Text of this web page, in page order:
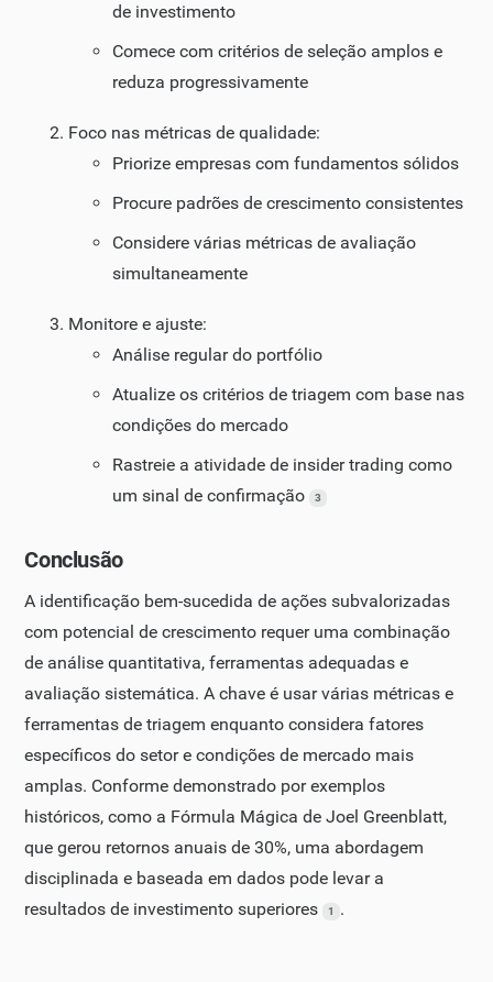
de investimento
Comece com critérios de seleção amplos e
reduza progressivamente
Foco nas métricas de qualidade:
Priorize empresas com fundamentos sólidos
Procure padrões de crescimento consistentes
Considere várias métricas de avaliação
simultaneamente
Monitore e ajuste:
Análise regular do portfólio
Atualize os critérios de triagem com base nas
condições do mercado
Rastreie a atividade de insider trading como
um sinal de confirmação
3
Conclusão
A identificação bem-sucedida de ações subvalorizadas
com potencial de crescimento requer uma combinação
de análise quantitativa, ferramentas adequadas e
avaliação sistemática. A chave é usar várias métricas e
ferramentas de triagem enquanto considera fatores
específicos do setor e condições de mercado mais
amplas. Conforme demonstrado por exemplos
históricos, como a Fórmula Mágica de Joel Greenblatt,
que gerou retornos anuais de 30%, uma abordagem
disciplinada e baseada em dados pode levar a
resultados de investimento superiores
1 .